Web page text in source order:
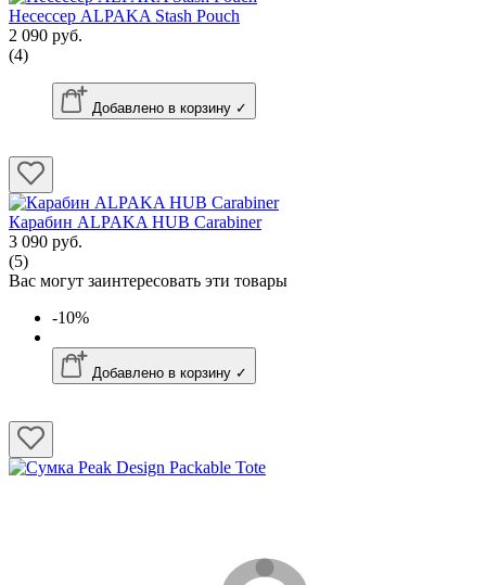
Несессер ALPAKA Stash Pouch
2 090 руб.
(4)
Добавлено в корзину ✓
Карабин ALPAKA HUB Carabiner
3 090 руб.
(5)
Вас могут заинтересовать эти товары
-10%
Добавлено в корзину ✓